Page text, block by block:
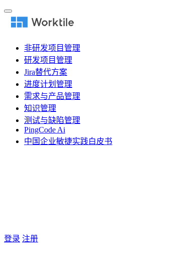
非研发项目管理
研发项目管理
Jira替代方案
进度计划管理
需求与产品管理
知识管理
测试与缺陷管理
PingCode Ai
中国企业敏捷实践白皮书
登录 注册